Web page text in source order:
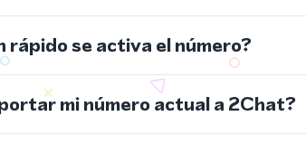
rápido se activa el número?
mi número actual a 2Chat?